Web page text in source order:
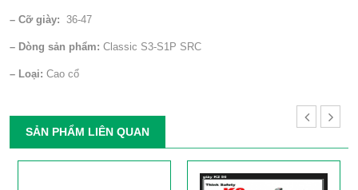
– Cỡ giày: 36-47
– Dòng sản phẩm: Classic S3-S1P SRC
– Loại: Cao cổ
SẢN PHẨM LIÊN QUAN